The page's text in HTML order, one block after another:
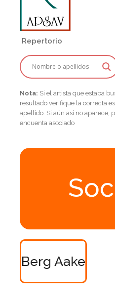
Repertorio
Nota: Si el artista que estaba
resultado verifique la correcta
apellido. Si aún asi no aparece,
encuenta asociado
Berg Aake